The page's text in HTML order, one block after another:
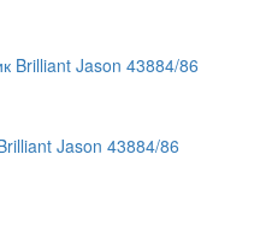
Jason 43884/86